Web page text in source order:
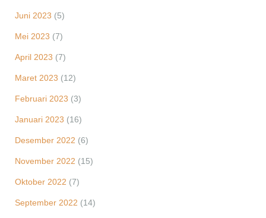
Juni 2023 (5)
Mei 2023 (7)
April 2023 (7)
Maret 2023 (12)
Februari 2023 (3)
Januari 2023 (16)
Desember 2022 (6)
November 2022 (15)
Oktober 2022 (7)
September 2022 (14)